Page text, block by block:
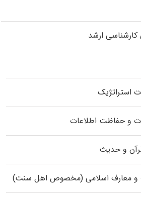
کارشناسی ارشد
استراتژیک
و حفاظت اطلاعات
و حدیث
و معارف اسلامی (مخصوص اهل سنت)